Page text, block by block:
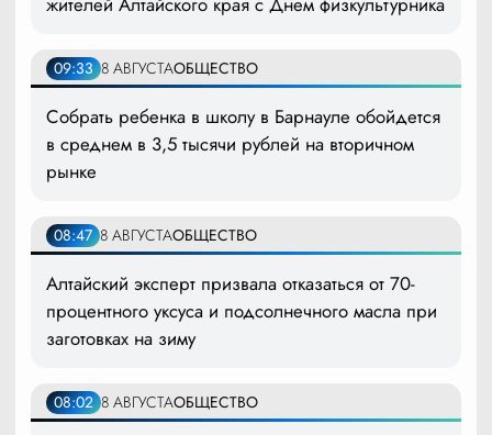
09:33 8 АВГУСТАОБЩЕСТВО
Собрать ребенка в школу в Барнауле обойдется
в среднем в 3,5 тысячи рублей на вторичном
рынке
08:47 8 АВГУСТАОБЩЕСТВО
Алтайский эксперт призвала отказаться от 70-
процентного уксуса и подсолнечного масла при
заготовках на зиму
08:02 8 АВГУСТАОБЩЕСТВО